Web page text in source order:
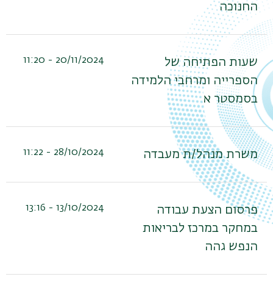
החנוכה
שעות הפתיחה של
הספרייה ומרחבי הלמידה
בסמסטר א
20/11/2024 - 11:20
משרת מנהל/ת מעבדה 28/10/2024 - 11:22
פרסום הצעת עבודה
במחקר במרכז לבריאות
הנפש גהה
13/10/2024 - 13:16